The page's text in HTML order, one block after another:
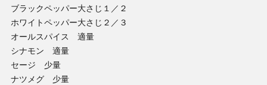
ブラックペッパー大さじ１／２
ホワイトペッパー大さじ２／３
オールスパイス 適量
シナモン 適量
セージ 少量
ナツメグ 少量